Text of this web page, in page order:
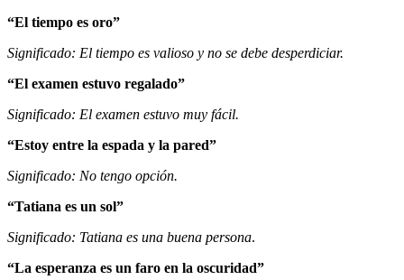
“El tiempo es oro”
Significado: El tiempo es valioso y no se debe desperdiciar.
“El examen estuvo regalado”
Significado: El examen estuvo muy fácil.
“Estoy entre la espada y la pared”
Significado: No tengo opción.
“Tatiana es un sol”
Significado: Tatiana es una buena persona.
“La esperanza es un faro en la oscuridad”